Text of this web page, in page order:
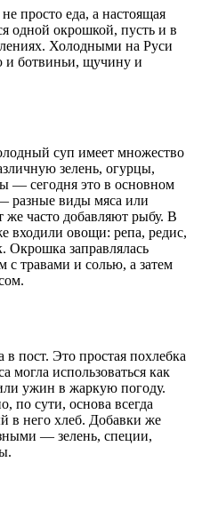
просто еда, а настоящая
одной окрошкой, пусть и в
Холодными на Руси
и ботвиньи, щучину и
суп имеет множество
зелень, огурцы,
— сегодня это в основном
разные виды мяса или
же часто добавляют рыбу. В
входили овощи: репа, редис,
Окрошка заправлялась
с травами и солью, а затем
пост. Это простая похлебка
могла использоваться как
ужин в жаркую погоду.
по сути, основа всегда
в него хлеб. Добавки же
— зелень, специи,